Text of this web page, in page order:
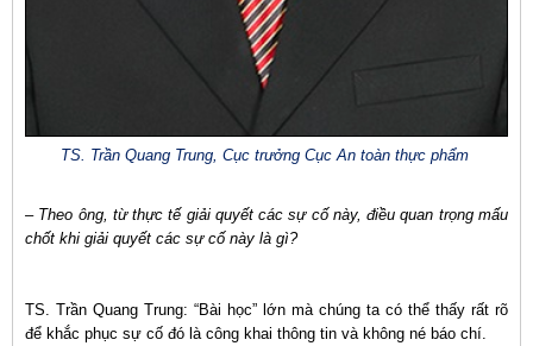
TS. Trần Quang Trung, Cục trưởng Cục An toàn thực phẩm
– Theo ông, từ thực tế giải quyết các sự cố này, điều quan trọng mấu
chốt khi giải quyết các sự cố này là gì?
TS. Trần Quang Trung: “Bài học” lớn mà chúng ta có thể thấy rất rõ
để khắc phục sự cố đó là công khai thông tin và không né báo chí.